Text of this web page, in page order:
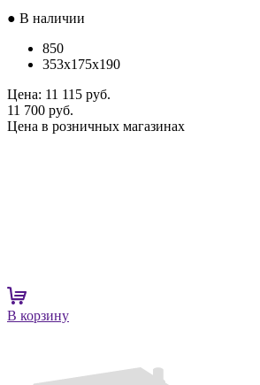
● В наличии
850
353x175x190
Цена: 11 115 руб.
11 700 руб.
Цена в розничных магазинах
В корзину